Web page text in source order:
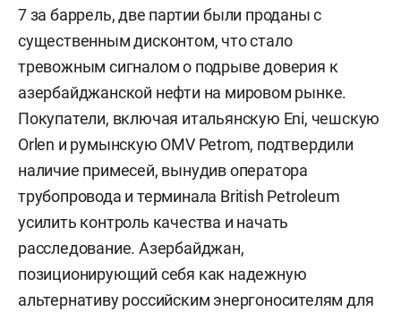
7 за баррель, две партии были проданы с
существенным дисконтом, что стало
тревожным сигналом о подрыве доверия к
азербайджанской нефти на мировом рынке.
Покупатели, включая итальянскую Eni, чешскую
Orlen и румынскую OMV Petrom, подтвердили
наличие примесей, вынудив оператора
трубопровода и терминала British Petroleum
усилить контроль качества и начать
расследование. Азербайджан,
позиционирующий себя как надежную
альтернативу российским энергоносителям для